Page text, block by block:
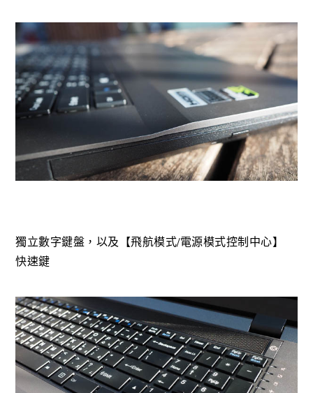
獨立數字鍵盤，以及【飛航模式/電源模式控制中心】
快速鍵